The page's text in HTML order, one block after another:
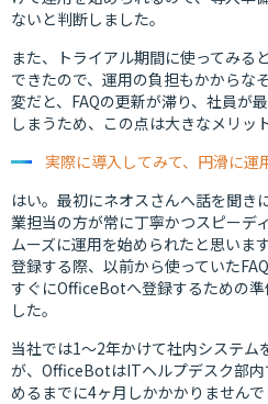
ないと判断しました。
また、トライアル期間に使ってみる
できたので、運用の負担もかからな
変だと、FAQの更新が滞り、社員が
しまうため、この点は大きなメリット
実際に導入してみて、円滑に運
はい。最初にネオスさんへ話を聞き
業担当の方が常に丁寧かつスピーデ
ムーズに運用を始められたと思いま
登録する際、以前から使っていた
すぐにOfficeBotへ登録するための
した。
当社では1〜2年かけて社内システム
が、OfficeBotはITヘルプデスク部
めるまでに4ヶ月しかかかりませんで